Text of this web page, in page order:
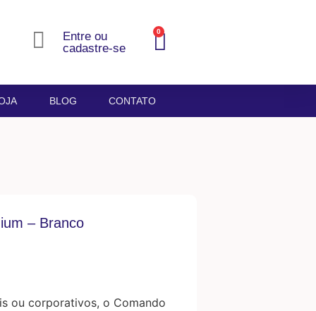
Entre ou
cadastre-se
0
BLOG CONTATO
– Branco
ou corporativos, o Comando